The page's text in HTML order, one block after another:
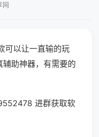
网
可以让一直输的玩
辅助神器，有需要的
进群获取软